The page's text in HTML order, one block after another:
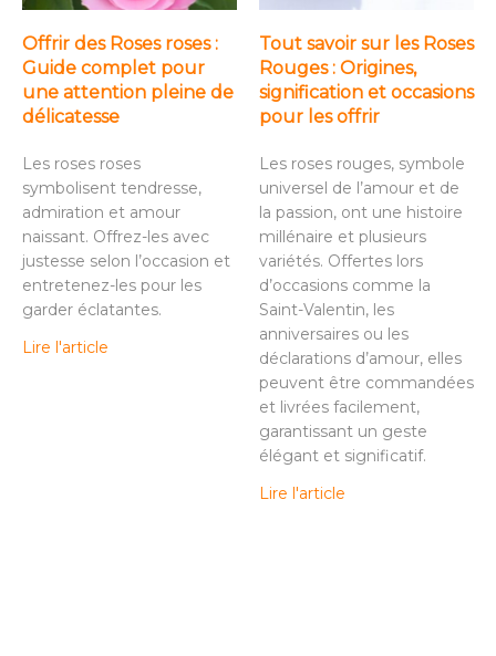
Offrir des Roses roses :
Guide complet pour
une attention pleine de
délicatesse
Les roses roses
symbolisent tendresse,
admiration et amour
naissant. Offrez-les avec
justesse selon l’occasion et
entretenez-les pour les
garder éclatantes.
Lire l'article
Tout savoir sur les Roses
Rouges : Origines,
signification et occasions
pour les offrir
Les roses rouges, symbole
universel de l’amour et de
la passion, ont une histoire
millénaire et plusieurs
variétés. Offertes lors
d’occasions comme la
Saint-Valentin, les
anniversaires ou les
déclarations d’amour, elles
peuvent être commandées
et livrées facilement,
garantissant un geste
élégant et significatif.
Lire l'article